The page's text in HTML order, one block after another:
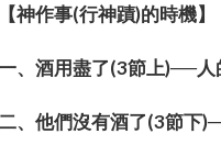
【神作事(行神蹟)的時機】
、酒用盡了(3節上)──
、他們沒有酒了(3節下